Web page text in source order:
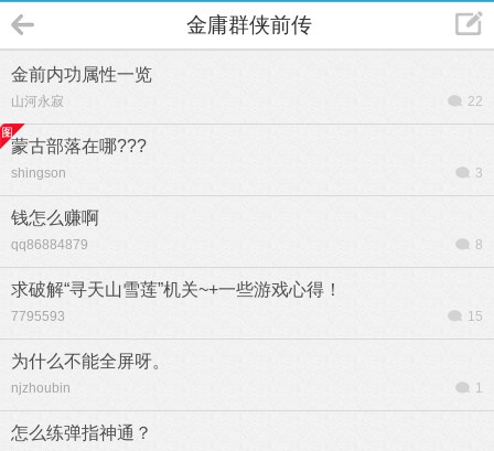
金庸群侠前传
金前内功属性一览
山河永寂 22
蒙古部落在哪???
shingson 3
钱怎么赚啊
qq86884879 8
求破解“寻天山雪莲”机关~+一些游戏心得！
7795593 15
为什么不能全屏呀。
njzhoubin 1
怎么练弹指神通？